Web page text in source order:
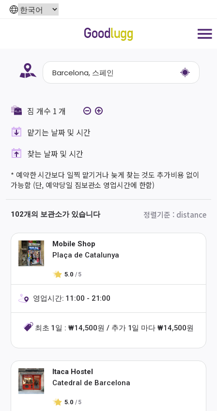
짐 개수 1 개
맡기는 날짜 및 시간
찾는 날짜 및 시간
* 예약한 시간보다 일찍 맡기거나 늦게 찾는 것도 추가비용 없이
가능함 (단, 예약당일 짐보관소 영업시간에 한함)
102개의 보관소가 있습니다 정렬기준 : distance
Mobile Shop
Plaça de Catalunya
5.0 / 5
영업시간: 11:00 - 21:00
최초 1일 : ₩14,500원 / 추가 1일 마다 ₩14,500원
Itaca Hostel
Catedral de Barcelona
5.0 / 5